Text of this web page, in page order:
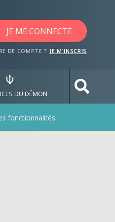
JE ME CONNECTE
DE COMPTE ? JE M'INSCRIS
DU DÉMON
fonctionnalités.